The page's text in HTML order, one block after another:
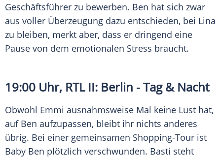
Geschäftsführer zu bewerben. Ben hat sich zwar
aus voller Überzeugung dazu entschieden, bei Lina
zu bleiben, merkt aber, dass er dringend eine
Pause von dem emotionalen Stress braucht.
19:00 Uhr, RTL II: Berlin - Tag & Nacht
Obwohl Emmi ausnahmsweise Mal keine Lust hat,
auf Ben aufzupassen, bleibt ihr nichts anderes
übrig. Bei einer gemeinsamen Shopping-Tour ist
Baby Ben plötzlich verschwunden. Basti steht